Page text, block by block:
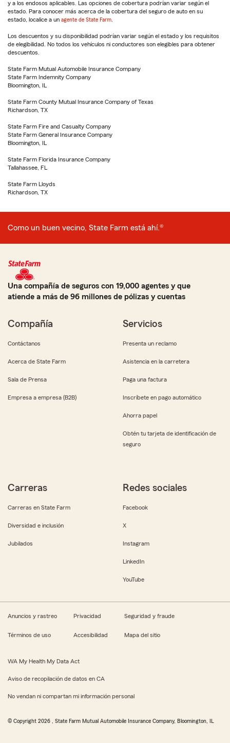
y a los endosos aplicables. Las opciones de cobertura podrían variar según el
estado. Para conocer más acerca de la cobertura del seguro de auto en su
estado, localice a un agente de State Farm
Los descuentos y su disponibilidad podrían variar según el estado y los requisitos
de elegibilidad. No todos los vehículos ni conductores son elegibles para obtener
descuentos.
State Farm Mutual Automobile Insurance Company
State Farm Indemnity Company
Bloomington, IL
State Farm County Mutual Insurance Company of Texas
Richardson, TX
State Farm Fire and Casualty Company
State Farm General Insurance Company
Bloomington, IL
State Farm Florida Insurance Company
Tallahassee, FL
State Farm Lloyds
Richardson, TX
Como un buen vecino, State Farm está ahí.®
Una compañía de seguros con 19,000 agentes y que
atiende a más de 96 millones de pólizas y cuentas
Compañía
Contáctanos
Acerca de State Farm
Sala de Prensa
Empresa a empresa (B2B)
Servicios
Presenta un reclamo
Asistencia en la carretera
Paga una factura
Inscríbete en pago automático
Ahorra papel
Obtén tu tarjeta de identificación de
seguro
Carreras
Carreras en State Farm
Diversidad e inclusión
Jubilados
Redes sociales
Facebook
X
Instagram
LinkedIn
YouTube
Anuncios y rastreo Privacidad Seguridad y fraude
Términos de uso Accesibilidad Mapa del sitio
WA My Health My Data Act
Aviso de recopilación de datos en CA
No vendan ni compartan mi información personal
© Copyright 2026 , State Farm Mutual Automobile Insurance Company, Bloomington, IL